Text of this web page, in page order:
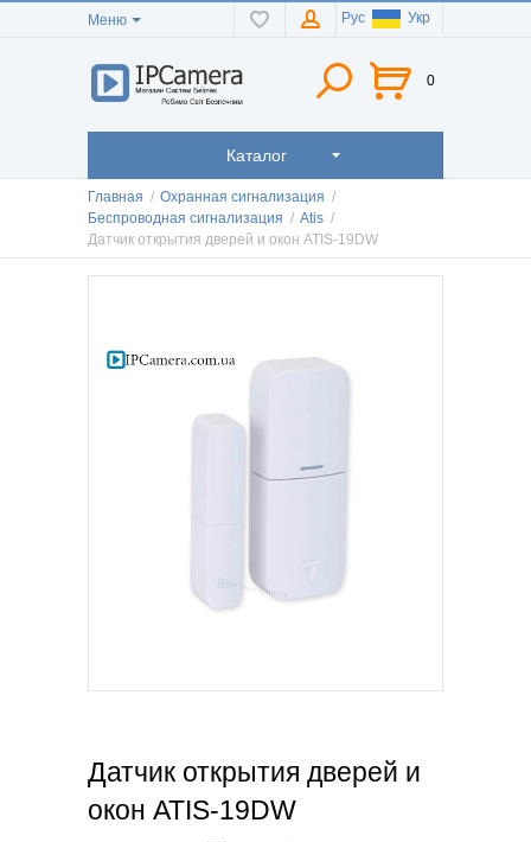
Меню Рус Укр
0
Каталог
Главная / Охранная сигнализация /
Беспроводная сигнализация / Atis /
Датчик открытия дверей и окон ATIS-19DW
Датчик открытия дверей и
окон ATIS-19DW